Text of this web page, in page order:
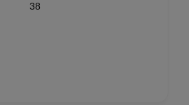
38